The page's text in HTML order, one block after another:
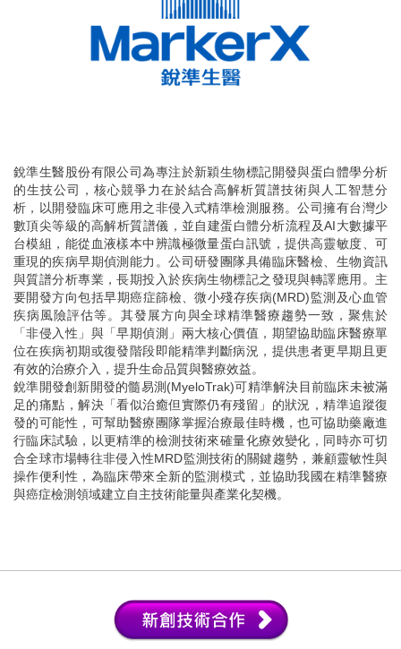
銳準生醫股份有限公司為專注於新穎生物標記開發與蛋白體學分析
的生技公司，核心競爭力在於結合高解析質譜技術與人工智慧分
析，以開發臨床可應用之非侵入式精準檢測服務。公司擁有台灣少
數頂尖等級的高解析質譜儀，並自建蛋白體分析流程及AI大數據平
台模組，能從血液樣本中辨識極微量蛋白訊號，提供高靈敏度、可
重現的疾病早期偵測能力。公司研發團隊具備臨床醫檢、生物資訊
與質譜分析專業，長期投入於疾病生物標記之發現與轉譯應用。主
要開發方向包括早期癌症篩檢、微小殘存疾病(MRD)監測及心血管
疾病風險評估等。其發展方向與全球精準醫療趨勢一致，聚焦於
「非侵入性」與「早期偵測」兩大核心價值，期望協助臨床醫療單
位在疾病初期或復發階段即能精準判斷病況，提供患者更早期且更
有效的治療介入，提升生命品質與醫療效益。
銳準開發創新開發的髓易測(MyeloTrak)可精準解決目前臨床未被滿
足的痛點，解決「看似治癒但實際仍有殘留」的狀況，精準追蹤復
發的可能性，可幫助醫療團隊掌握治療最佳時機，也可協助藥廠進
行臨床試驗，以更精準的檢測技術來確量化療效變化，同時亦可切
合全球市場轉往非侵入性MRD監測技術的關鍵趨勢，兼顧靈敏性與
操作便利性，為臨床帶來全新的監測模式，並協助我國在精準醫療
與癌症檢測領域建立自主技術能量與產業化契機。